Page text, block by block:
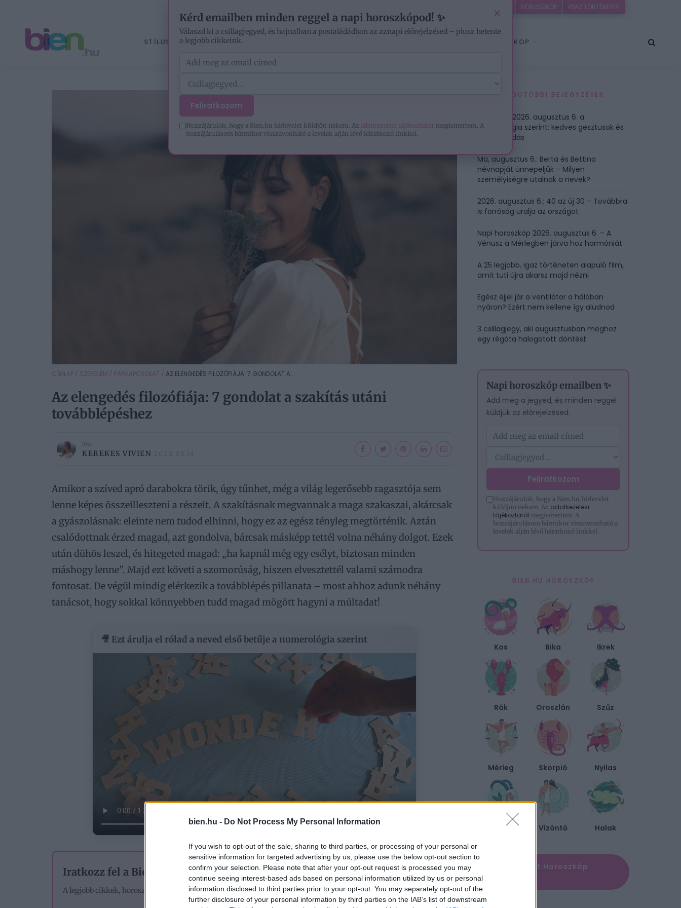
bien.hu - Do Not Process My Personal Information
If you wish to opt-out of the sale, sharing to third parties, or processing of your personal or
sensitive information for targeted advertising by us, please use the below opt-out section to
confirm your selection. Please note that after your opt-out request is processed you may
continue seeing interest-based ads based on personal information utilized by us or personal
information disclosed to third parties prior to your opt-out. You may separately opt-out of the
further disclosure of your personal information by third parties on the IAB’s list of downstream
IGAZ TÖRTÉNETEK
HOROSZKÓP
STÍLUS ÉLETMÓD HOROSZKÓP
CÍMLAP / SZERELEM / PÁRKAPCSOLAT / AZ ELENGEDÉS FILOZÓFIÁJA: 7 GONDOLAT A...
Az elengedés filozófiája: 7 gondolat a szakítás utáni
továbblépéshez
Írta
KEREKES VIVIEN 2023.05.14.
Amikor a szíved apró darabokra törik, úgy tűnhet, még a világ legerősebb ragasztója sem
lenne képes összeilleszteni a részeit. A szakításnak megvannak a maga szakaszai, akárcsak
a gyászolásnak: eleinte nem tudod elhinni, hogy ez az egész tényleg megtörténik. Aztán
csalódottnak érzed magad, azt gondolva, bárcsak másképp tettél volna néhány dolgot. Ezek
után dühös leszel, és hitegeted magad: „ha kapnál még egy esélyt, biztosan minden
máshogy lenne”. Majd ezt követi a szomorúság, hiszen elvesztettél valami számodra
fontosat. De végül mindig elérkezik a továbblépés pillanata – most ahhoz adunk néhány
tanácsot, hogy sokkal könnyebben tudd magad mögött hagyni a múltadat!
🎥 Ezt árulja el rólad a neved első betűje a numerológia szerint
Iratkozz fel a Bien.hu hírlevelére!
A legjobb cikkek, horoszkópok és tesztek – egyenesen a postaládádba, ingyen.
LEGUTÓBBI BEJEGYZÉSEK
Ezt hozza 2026. augusztus 6. a
numerológia szerint: kedves gesztusok és
gondoskodás
Ma, augusztus 6.: Berta és Bettina
névnapját ünnepeljük – Milyen
személyiségre utalnak a nevek?
2026. augusztus 6.: 40 az új 30 – Továbbra
is forróság uralja az országot
Napi horoszkóp 2026. augusztus 6. – A
Vénusz a Mérlegben járva hoz harmóniát
A 25 legjobb, igaz történeten alapuló film,
amit tuti újra akarsz majd nézni
Egész éjjel jár a ventilátor a hálóban
nyáron? Ezért nem kellene így aludnod
3 csillagjegy, aki augusztusban meghoz
egy régóta halogatott döntést
Napi horoszkóp emailben ✨
Add meg a jegyed, és minden reggel
küldjük az előrejelzésed.
Feliratkozom
Hozzájárulok, hogy a Bien.hu hírlevelet
küldjön nekem. Az adatkezelési
tájékoztatót megismertem. A
hozzájárulásom bármikor visszavonható a
levelek alján lévő leiratkozó linkkel.
BIEN.HU HOROSZKÓP
Kos Bika Ikrek
Rák Oroszlán Szűz
Mérleg Skorpió Nyilas
Bak Vízöntő Halak
✨ Megújult Horoszkóp
×
Kérd emailben minden reggel a napi horoszkópod! ✨
Válaszd ki a csillagjegyed, és hajnalban a postaládádban az aznapi előrejelzésed – plusz hetente
a legjobb cikkeink.
Feliratkozom
Hozzájárulok, hogy a Bien.hu hírlevelet küldjön nekem. Az adatkezelési tájékoztatót megismertem. A
hozzájárulásom bármikor visszavonható a levelek alján lévő leiratkozó linkkel.